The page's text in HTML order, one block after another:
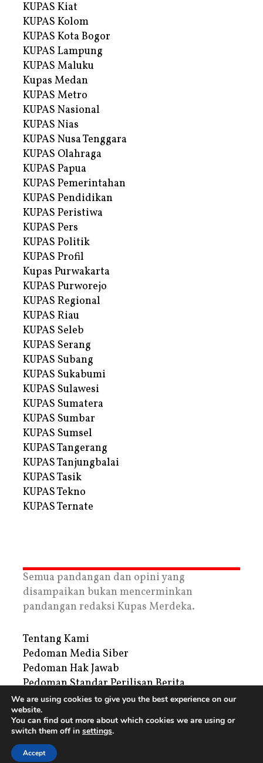
KUPAS Kiat
KUPAS Kolom
KUPAS Kota Bogor
KUPAS Lampung
KUPAS Maluku
Kupas Medan
KUPAS Metro
KUPAS Nasional
KUPAS Nias
KUPAS Nusa Tenggara
KUPAS Olahraga
KUPAS Papua
KUPAS Pemerintahan
KUPAS Pendidikan
KUPAS Peristiwa
KUPAS Pers
KUPAS Politik
KUPAS Profil
Kupas Purwakarta
KUPAS Purworejo
KUPAS Regional
KUPAS Riau
KUPAS Seleb
KUPAS Serang
KUPAS Subang
KUPAS Sukabumi
KUPAS Sulawesi
KUPAS Sumatera
KUPAS Sumbar
KUPAS Sumsel
KUPAS Tangerang
KUPAS Tanjungbalai
KUPAS Tasik
KUPAS Tekno
KUPAS Ternate
Semua pandangan dan opini yang
disampaikan bukan mencerminkan
pandangan redaksi Kupas Merdeka.
Tentang Kami
Pedoman Media Siber
Pedoman Hak Jawab
Pedoman Standar Perilisan Berita
Privacy Policy
Periklanan
Copyright © 2026 | PT. Tegar Kupas Mediatama
We are using cookies to give you the best experience on our
website.
You can find out more about which cookies we are using or
switch them off in settings.
Accept